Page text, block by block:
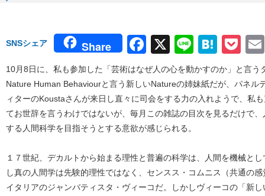
SNSシェア Share Facebook
X Line
10月8日に、私も参加した「芸術はなぜ人の心を動かすのか」と言
Nature Human Behaviourと言う新しいNatureの姉妹紙だが、パネル
ィターのKoustaさんが来日し直々に司会をする力の入れようで、私
てお世辞を言うわけではないが、毎月この雑誌の目次を見るだけで
する人間科学を目指そうとする意欲が感じられる。
１７世紀、デカルトから始まる理性と普遍の科学は、人間を機械と
し真の人間学は先験的理性ではなく、センスス・コムニス（共通の
イタリアのジャンバティスタ・ヴィーコだ。しかしヴィーコの「新